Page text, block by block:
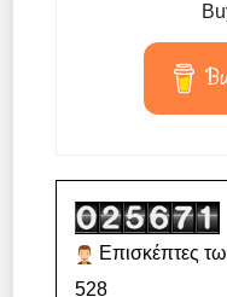
Επισκέπτες
528